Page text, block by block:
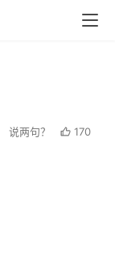
说两句？ 170